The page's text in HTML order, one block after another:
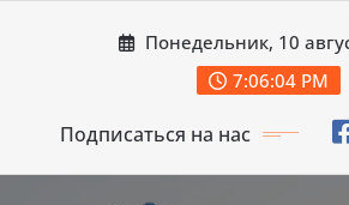
Понедельник, 10
7:06:05 PM
Подписаться на нас